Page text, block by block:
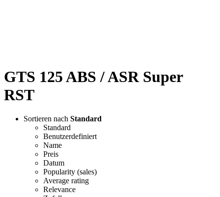
GTS 125 ABS / ASR Super
RST
Sortieren nach Standard
Standard
Benutzerdefiniert
Name
Preis
Datum
Popularity (sales)
Average rating
Relevance